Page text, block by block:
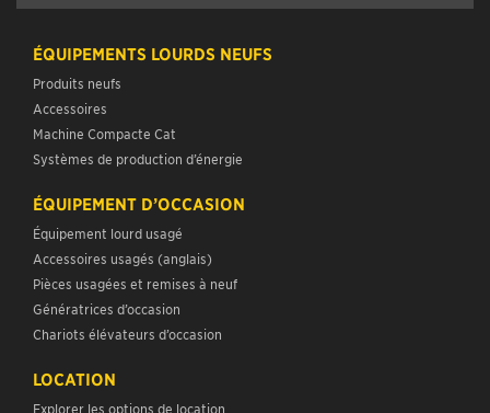
ÉQUIPEMENTS LOURDS NEUFS
Produits neufs
Accessoires
Machine Compacte Cat
Systèmes de production d’énergie
ÉQUIPEMENT D’OCCASION
Équipement lourd usagé
Accessoires usagés (anglais)
Pièces usagées et remises à neuf
Génératrices d’occasion
Chariots élévateurs d’occasion
LOCATION
Explorer les options de location